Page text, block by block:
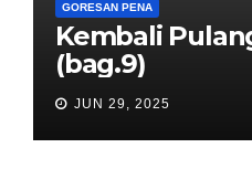
GORESAN PENA
Kembali
(bag.9)
JUN 29, 2025